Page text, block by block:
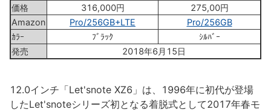
価格
316,000円
275,00円
Amazon
Pro/256GB+LTE
Pro/256GB
ｶﾗｰ
ﾌﾞﾗｯｸ
ｼﾙﾊﾞｰ
発売
2018年6月15日
12.0インチ「Let'snote XZ6」は、1996年に初代が登場
したLet'snoteシリーズ初となる着脱式として2017年春モ